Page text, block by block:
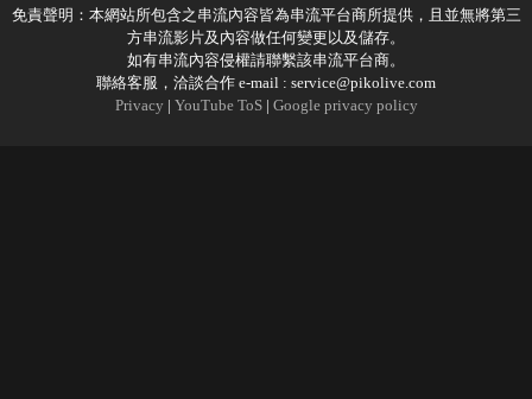
免責聲明：本網站所包含之串流內容皆為串流平台商所提供，且並無將第三
方串流影片及內容做任何變更以及儲存。
如有串流內容侵權請聯繫該串流平台商。
聯絡客服，洽談合作 e-mail : service@pikolive.com
Privacy | YouTube ToS| Google privacy policy